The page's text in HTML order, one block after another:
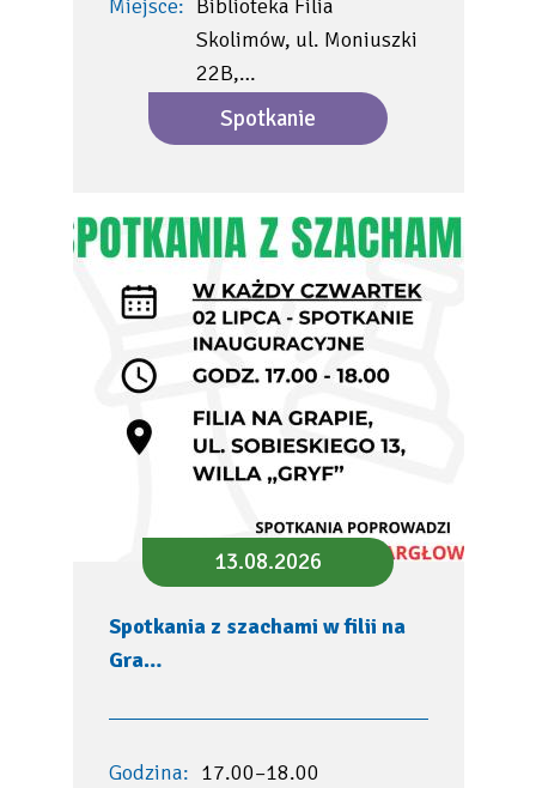
Miejsce:
Biblioteka Filia
Skolimów, ul. Moniuszki
22B,…
Spotkanie
13.08.2026
Spotkania z szachami w filii na
Gra…
Godzina: 17.00–18.00